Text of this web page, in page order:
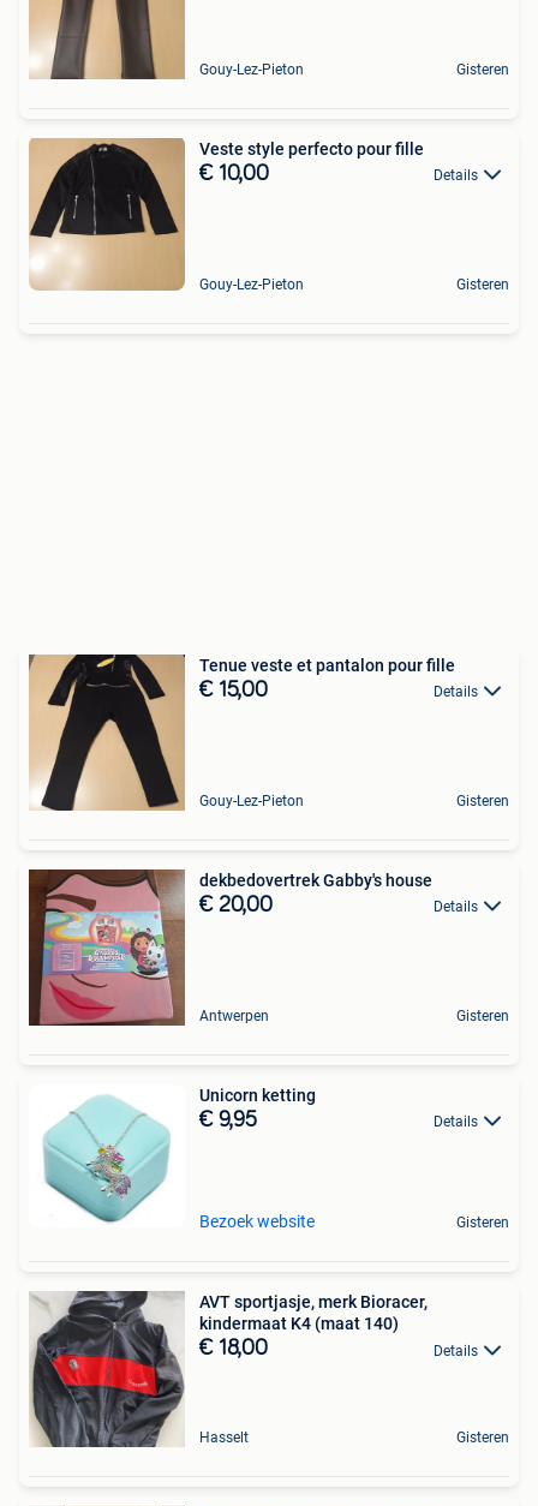
Gouy-Lez-Pieton Gisteren
Veste style perfecto pour fille
€ 10,00 Details
Gouy-Lez-Pieton Gisteren
Tenue veste et pantalon pour fille
€ 15,00 Details
Gouy-Lez-Pieton Gisteren
dekbedovertrek Gabby's house
€ 20,00 Details
Antwerpen Gisteren
Unicorn ketting
€ 9,95 Details
Bezoek website Gisteren
AVT sportjasje, merk Bioracer,
kindermaat K4 (maat 140)
€ 18,00 Details
Hasselt Gisteren